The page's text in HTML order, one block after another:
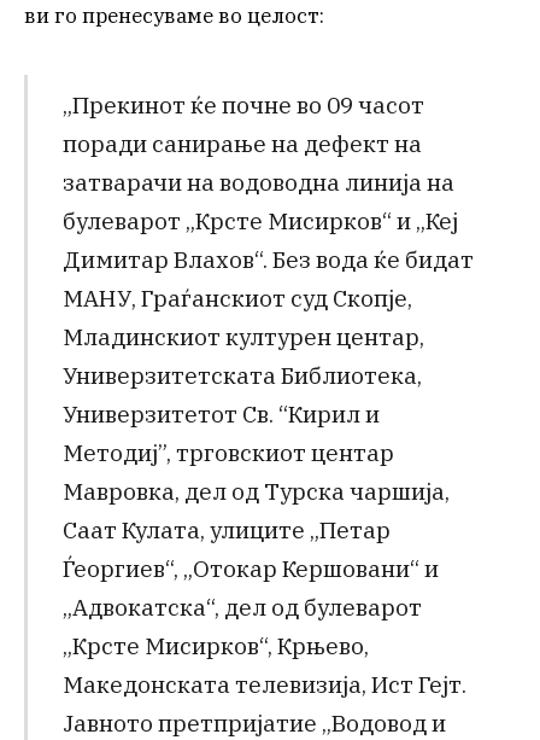
ви го пренесуваме во целост:
„Прекинот ќе почне во 09 часот
поради санирање на дефект на
затварачи на водоводна линија на
булеварот „Крсте Мисирков“ и „Кеј
Димитар Влахов“. Без вода ќе бидат
МАНУ, Граѓанскиот суд Скопје,
Младинскиот културен центар,
Универзитетската Библиотека,
Универзитетот Св. “Кирил и
Методиj”, трговскиот центар
Мавровка, дел од Турска чаршија,
Саат Кулата, улиците „Петар
Ѓеоргиев“, „Отокар Кершовани“ и
„Адвокатска“, дел од булеварот
„Крсте Мисирков“, Крњево,
Македонската телевизија, Ист Гејт.
Јавното претпријатие „Водовод и